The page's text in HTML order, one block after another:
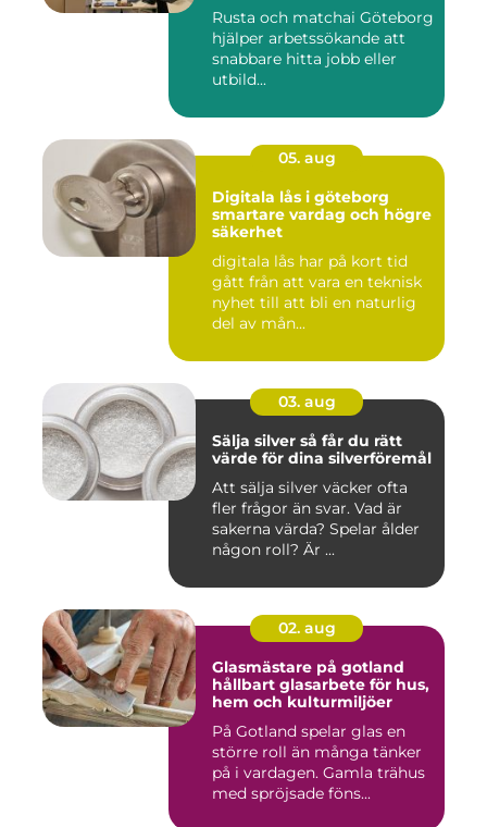
Rusta och matchai Göteborg
hjälper arbetssökande att
snabbare hitta jobb eller
utbild...
05. aug
Digitala lås i göteborg
smartare vardag och högre
säkerhet
digitala lås har på kort tid
gått från att vara en teknisk
nyhet till att bli en naturlig
del av mån...
03. aug
Sälja silver så får du rätt
värde för dina silverföremål
Att sälja silver väcker ofta
fler frågor än svar. Vad är
sakerna värda? Spelar ålder
någon roll? Är ...
02. aug
Glasmästare på gotland
hållbart glasarbete för hus,
hem och kulturmiljöer
På Gotland spelar glas en
större roll än många tänker
på i vardagen. Gamla trähus
med spröjsade föns...